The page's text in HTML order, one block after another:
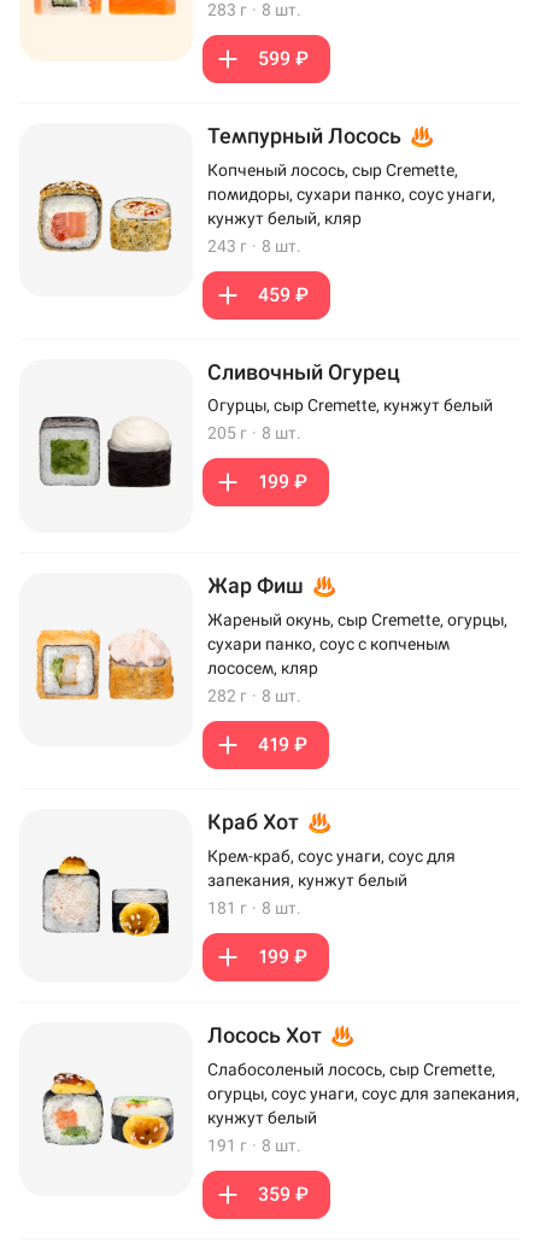
283 г · 8 шт.
599 ₽
Темпурный Лосось
Копченый лосось, сыр Cremette,
помидоры, сухари панко, соус унаги,
кунжут белый, кляр
243 г · 8 шт.
459 ₽
Сливочный Огурец
Огурцы, сыр Cremette, кунжут белый
205 г · 8 шт.
199 ₽
Жар Фиш
Жареный окунь, сыр Cremette, огурцы,
сухари панко, соус с копченым
лососем, кляр
282 г · 8 шт.
419 ₽
Краб Хот
Крем-краб, соус унаги, соус для
запекания, кунжут белый
181 г · 8 шт.
199 ₽
Лосось Хот
Слабосоленый лосось, сыр Cremette,
огурцы, соус унаги, соус для запекания,
кунжут белый
191 г · 8 шт.
359 ₽